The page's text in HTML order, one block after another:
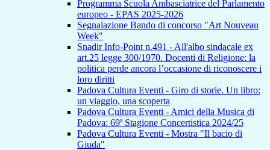
Programma Scuola Ambasciatrice del Parlamento
europeo - EPAS 2025-2026
Segnalazione Bando di concorso "Art Nouveau
Week"
Snadir Info-Point n.491 - All'albo sindacale ex
art.25 legge 300/1970. Docenti di Religione: la
politica perde ancora l’occasione di riconoscere i
loro diritti
Padova Cultura Eventi - Giro di storie. Un libro:
un viaggio, una scoperta
Padova Cultura Eventi - Amici della Musica di
Padova: 69ª Stagione Concertistica 2024/25
Padova Cultura Eventi - Mostra "Il bacio di
Giuda"